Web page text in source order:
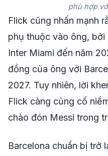
phù hợp
Flick cũng nhấn mạnh
phụ thuộc vào ông,
Inter Miami đến năm
đồng của ông với
2027. Tuy nhiên, lời
Flick càng củng cố
chào đón Messi trong
Barcelona chuẩn bị trở